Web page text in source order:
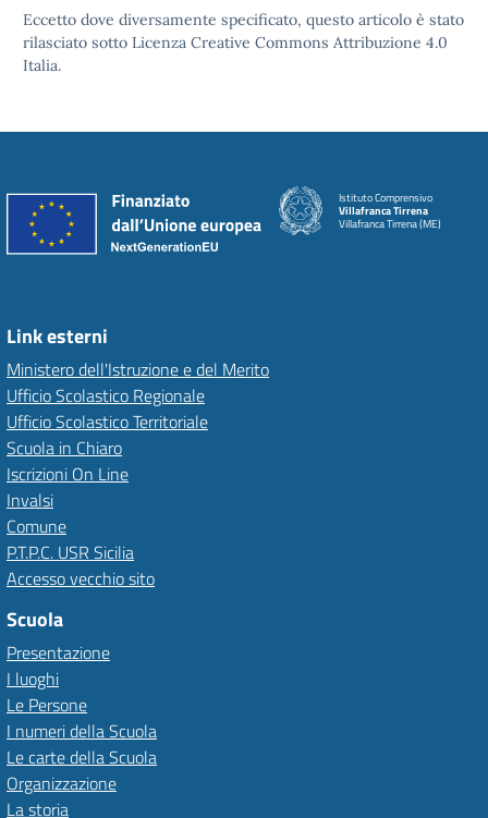
Eccetto dove diversamente specificato, questo articolo è stato
rilasciato sotto Licenza Creative Commons Attribuzione 4.0
Italia.
Istituto Comprensivo
Villafranca Tirrena
Villafranca Tirrena (ME)
Link esterni
Ministero dell'Istruzione e del Merito
Ufficio Scolastico Regionale
Ufficio Scolastico Territoriale
Scuola in Chiaro
Iscrizioni On Line
Invalsi
Comune
P.T.P.C. USR Sicilia
Accesso vecchio sito
Scuola
Presentazione
I luoghi
Le Persone
I numeri della Scuola
Le carte della Scuola
Organizzazione
La storia